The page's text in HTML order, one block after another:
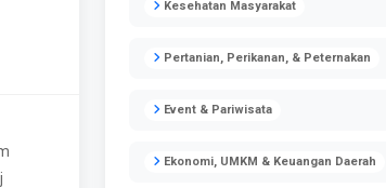
Kesehatan Masyarakat
Pertanian, Perikanan, & Peternakan
Event & Pariwisata
Ekonomi, UMKM & Keuangan Daerah